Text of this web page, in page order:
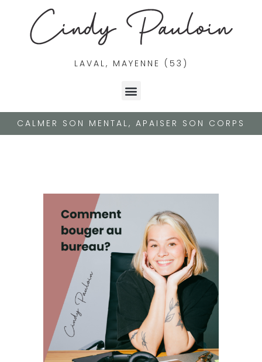
LAVAL, MAYENNE (53)
CALMER SON MENTAL, APAISER SON CORPS